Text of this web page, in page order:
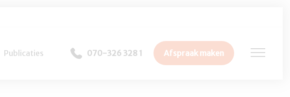
Publicaties 070-326 328 1 Afspraak maken